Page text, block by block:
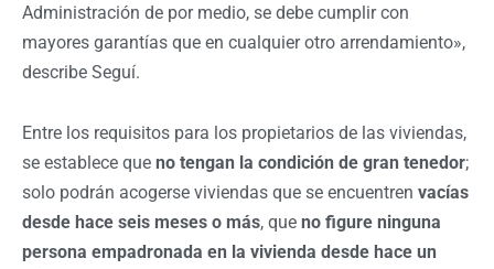
Administración de por medio, se debe cumplir con
mayores garantías que en cualquier otro arrendamiento»,
describe Seguí.
Entre los requisitos para los propietarios de las viviendas,
se establece que no tengan la condición de gran tenedor;
solo podrán acogerse viviendas que se encuentren vacías
desde hace seis meses o más, que no figure ninguna
persona empadronada en la vivienda desde hace un